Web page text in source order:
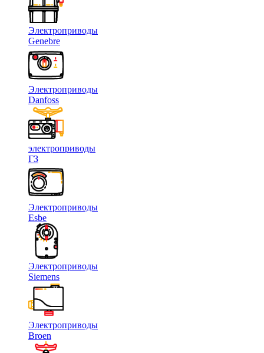
Электроприводы
Genebre
Электроприводы
Danfoss
электроприводы
ГЗ
Электроприводы
Esbe
Электроприводы
Siemens
Электроприводы
Broen